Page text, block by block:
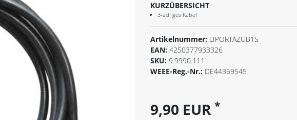
KURZÜBERSICHT
3-adriges Kabel
Artikelnummer: LIPORTAZUB1S
EAN: 4250377933326
SKU: 9.9990.111
WEEE-Reg.-Nr.: DE44369545
9,90 EUR *